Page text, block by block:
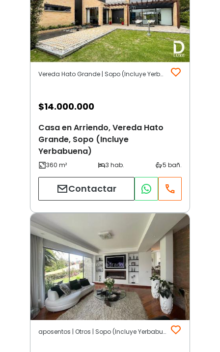
Vereda Hato Grande | Sopo (Incluye Yerbabuena)
$14.000.000
Casa en Arriendo, Vereda Hato
Grande, Sopo (Incluye
Yerbabuena)
Contactar
aposentos | Otros | Sopo (Incluye Yerbabuena)